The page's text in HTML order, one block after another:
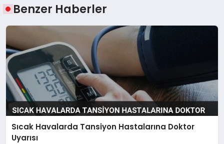
Benzer Haberler
Sıcak Havalarda Tansiyon Hastalarına Doktor
Uyarısı